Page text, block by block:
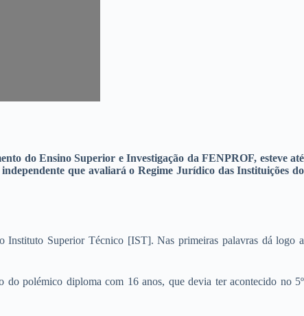
do Ensino Superior e Investigação da FENPROF, esteve até
que avaliará o Regime Jurídico das Instituições do
Instituto Superior Técnico [IST]. Nas primeiras palavras dá logo a
polémico diploma com 16 anos, que devia ter acontecido no 5º